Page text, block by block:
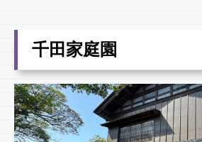
千田家庭園